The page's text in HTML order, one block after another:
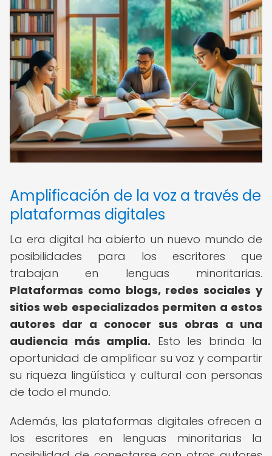
Amplificación de la voz a través de
plataformas digitales
La era digital ha abierto un nuevo mundo de
posibilidades para los escritores que
trabajan en lenguas minoritarias.
Plataformas como blogs, redes sociales y
sitios web especializados permiten a estos
autores dar a conocer sus obras a una
audiencia más amplia. Esto les brinda la
oportunidad de amplificar su voz y compartir
su riqueza lingüística y cultural con personas
de todo el mundo.
Además, las plataformas digitales ofrecen a
los escritores en lenguas minoritarias la